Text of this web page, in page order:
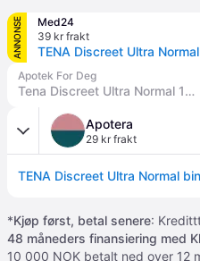
ANNONSE
Med24
39 kr frakt
Apotek For Deg
Tena Discreet Ultra Normal 16 stk
Apotera
29 kr frakt
TENA Discreet Ultra Normal
*Kjøp først, betal senere:
48 måneders finansiering med
10 000 NOK betalt ned over 12